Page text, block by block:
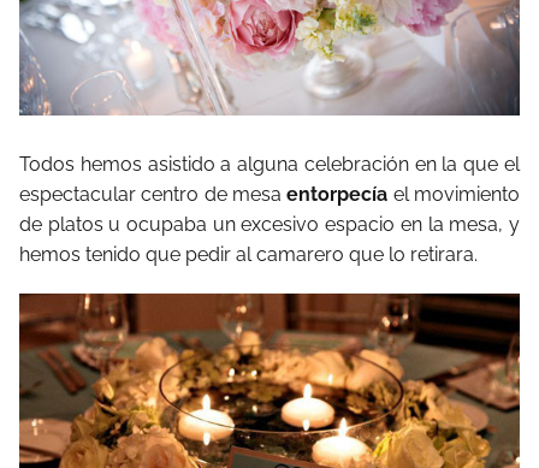
Todos hemos asistido a alguna celebración en la que el
espectacular centro de mesaentorpecía el movimiento
de platos u ocupaba un excesivo espacio en la mesa, y
hemos tenido que pedir al camarero que lo retirara.